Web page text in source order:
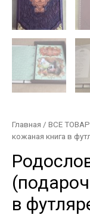
Главная / ВСЕ
кожаная книга в
в